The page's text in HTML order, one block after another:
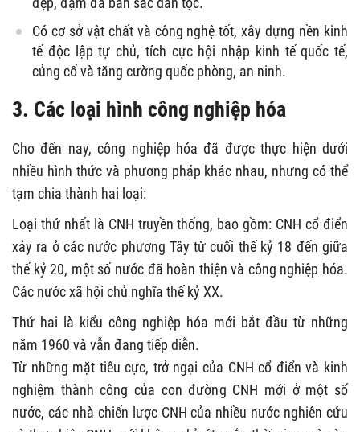
Có cơ sở vật chất và công nghệ tốt, xây dựng nền kinh
tế độc lập tự chủ, tích cực hội nhập kinh tế quốc tế,
củng cố và tăng cường quốc phòng, an ninh.
3. Các loại hình công nghiệp hóa
Cho đến nay, công nghiệp hóa đã được thực hiện dưới
nhiều hình thức và phương pháp khác nhau, nhưng có thể
tạm chia thành hai loại:
Loại thứ nhất là CNH truyền thống, bao gồm: CNH cổ điển
xảy ra ở các nước phương Tây từ cuối thế kỷ 18 đến giữa
thế kỷ 20, một số nước đã hoàn thiện và công nghiệp hóa.
Các nước xã hội chủ nghĩa thế kỷ XX.
Thứ hai là kiểu công nghiệp hóa mới bắt đầu từ những
năm 1960 và vẫn đang tiếp diễn.
Từ những mặt tiêu cực, trở ngại của CNH cổ điển và kinh
nghiệm thành công của con đường CNH mới ở một số
nước, các nhà chiến lược CNH của nhiều nước nghiên cứu